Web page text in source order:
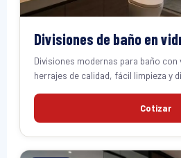
Divisiones de baño en
Divisiones modernas para baño con
herrajes de calidad, fácil limpieza y
Cotizar